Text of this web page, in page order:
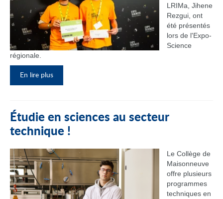
LRIMa, Jihene
Rezgui, ont
été présentés
lors de l'Expo-
Science
régionale.
En lire plus
Étudie en sciences au secteur
technique !
Le Collège de
Maisonneuve
offre plusieurs
programmes
techniques en